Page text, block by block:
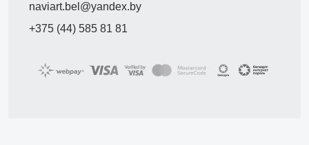
naviart.bel@yandex.by
+375 (44) 585 81 81